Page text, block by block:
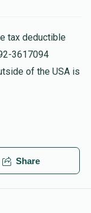
tax deductible
3617094
of the USA is
Share